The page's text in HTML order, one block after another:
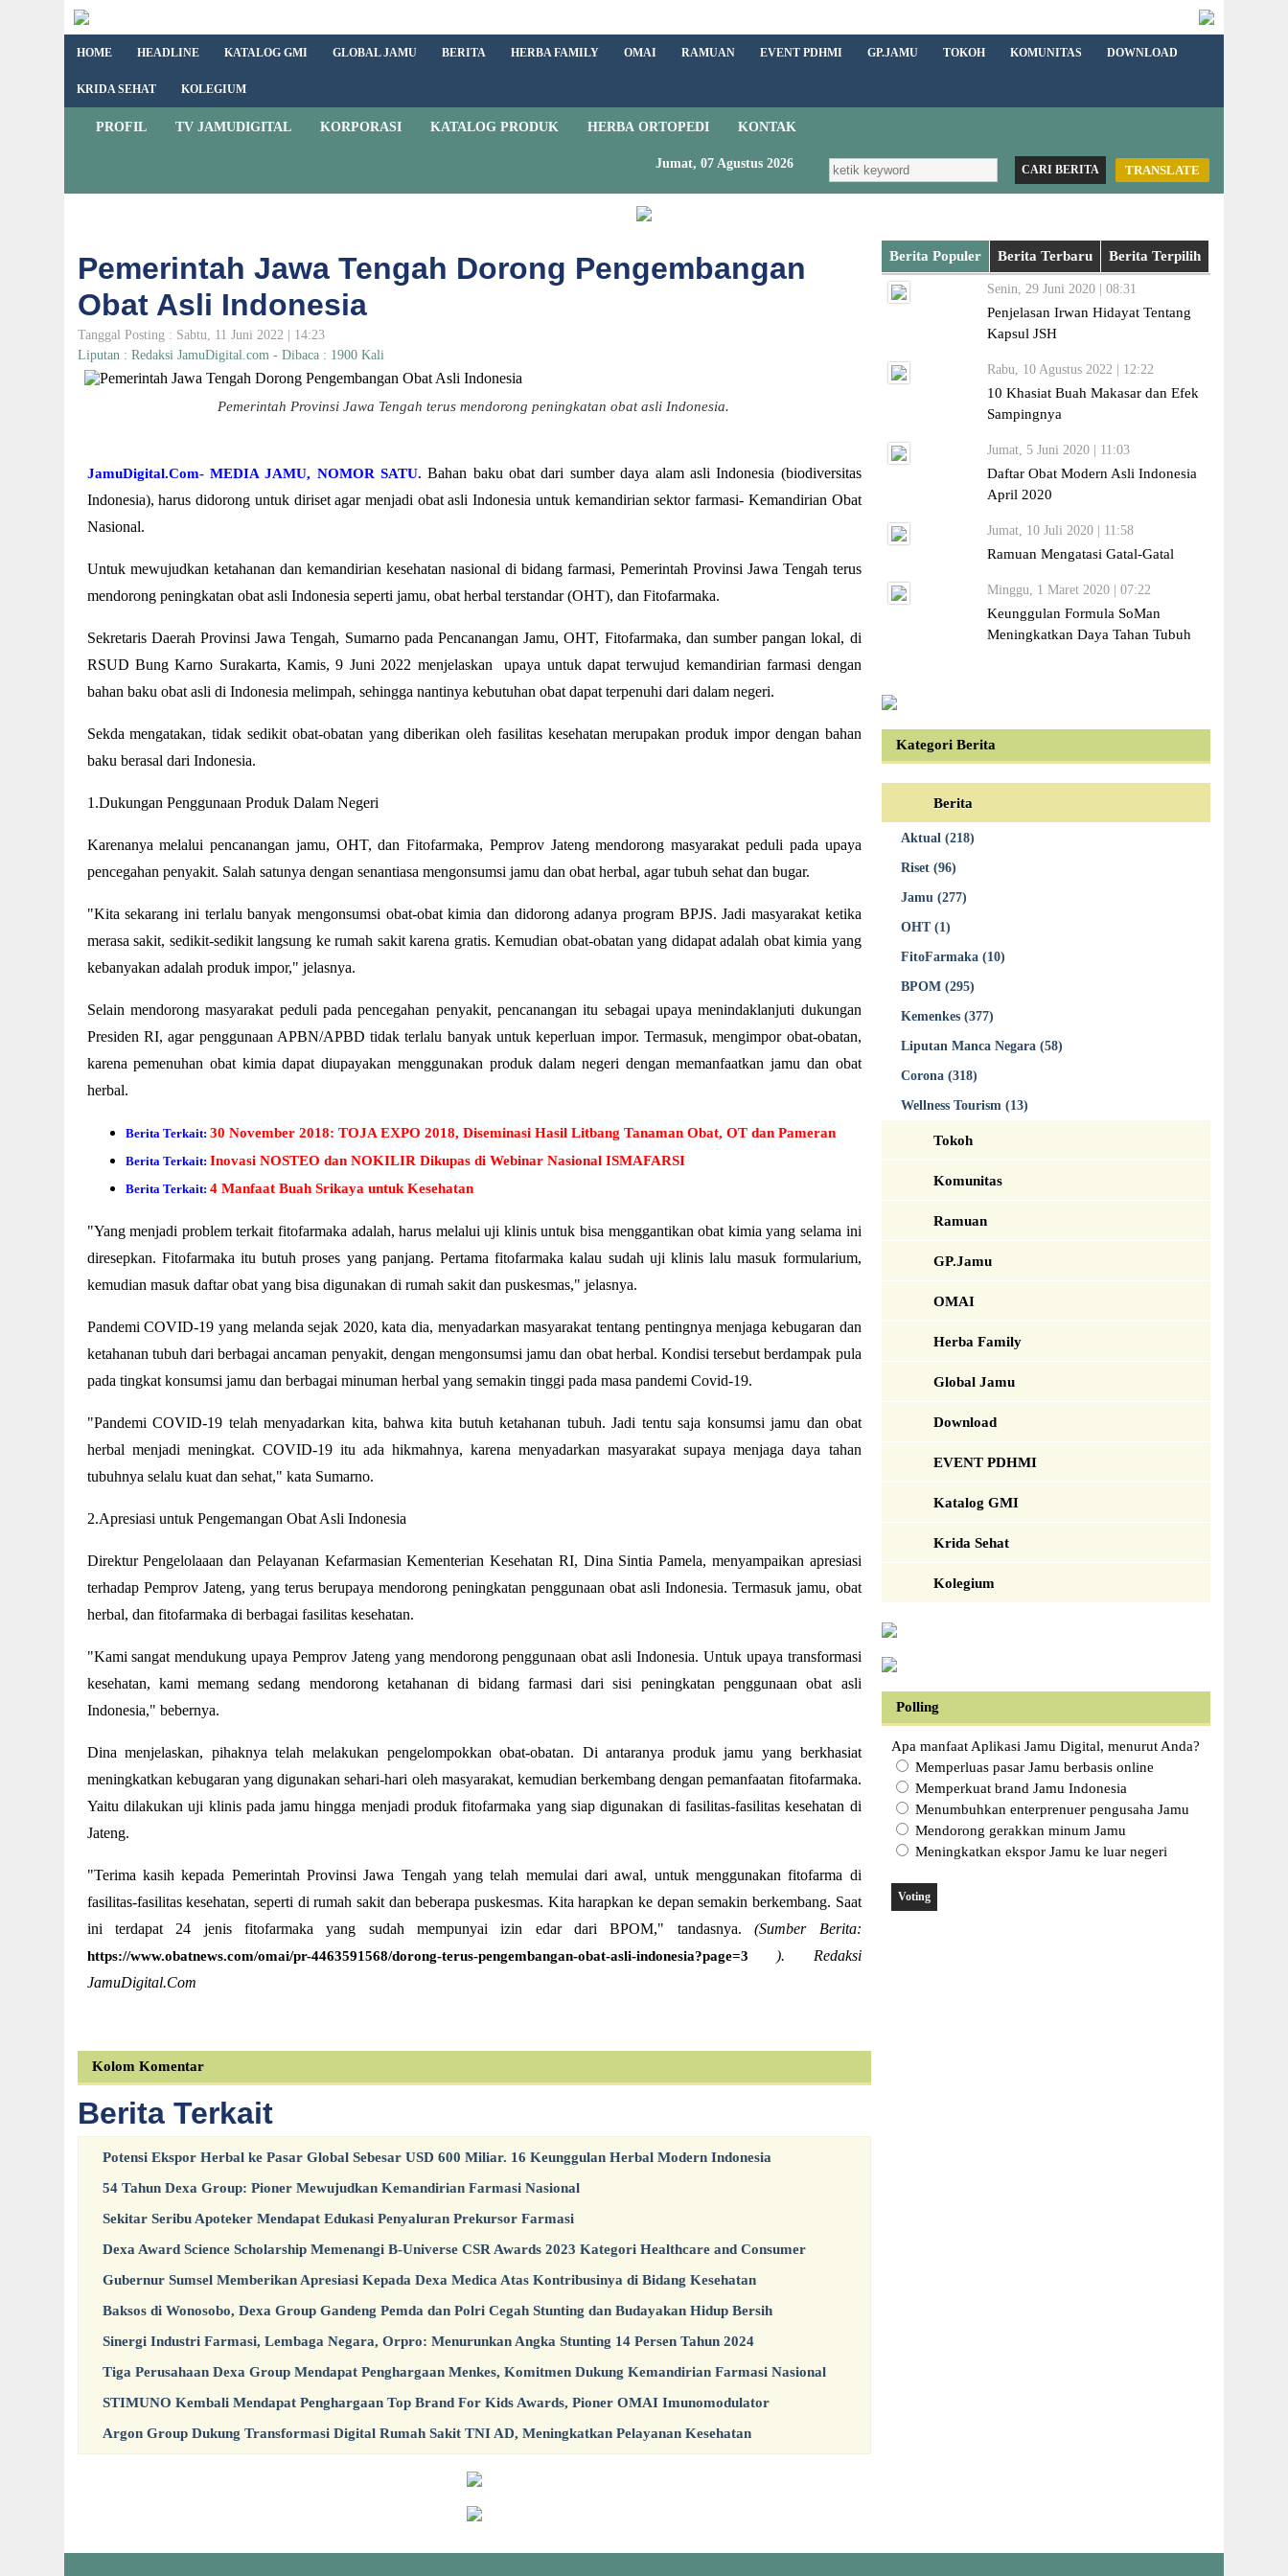
HOME HEADLINE KATALOG GMI GLOBAL JAMU BERITA HERBA FAMILY OMAI RAMUAN EVENT PDHMI GP.JAMU TOKOH KOMUNITAS DOWNLOAD
KRIDA SEHAT KOLEGIUM
PROFIL TV JAMUDIGITAL KORPORASI KATALOG PRODUK HERBA ORTOPEDI KONTAK
TRANSLATE
Jumat, 07 Agustus 2026
Pemerintah Jawa Tengah Dorong Pengembangan
Obat Asli Indonesia
Tanggal Posting : Sabtu, 11 Juni 2022 | 14:23
Liputan : Redaksi JamuDigital.com - Dibaca : 1900 Kali
Pemerintah Provinsi Jawa Tengah terus mendorong peningkatan obat asli Indonesia.
JamuDigital.Com- MEDIA JAMU, NOMOR SATU. Bahan baku obat dari sumber daya alam asli Indonesia (biodiversitas
Indonesia), harus didorong untuk diriset agar menjadi obat asli Indonesia untuk kemandirian sektor farmasi- Kemandirian Obat
Nasional.
Untuk mewujudkan ketahanan dan kemandirian kesehatan nasional di bidang farmasi, Pemerintah Provinsi Jawa Tengah terus
mendorong peningkatan obat asli Indonesia seperti jamu, obat herbal terstandar (OHT), dan Fitofarmaka.
Sekretaris Daerah Provinsi Jawa Tengah, Sumarno pada Pencanangan Jamu, OHT, Fitofarmaka, dan sumber pangan lokal, di
RSUD Bung Karno Surakarta, Kamis, 9 Juni 2022 menjelaskan upaya untuk dapat terwujud kemandirian farmasi dengan
bahan baku obat asli di Indonesia melimpah, sehingga nantinya kebutuhan obat dapat terpenuhi dari dalam negeri.
Sekda mengatakan, tidak sedikit obat-obatan yang diberikan oleh fasilitas kesehatan merupakan produk impor dengan bahan
baku berasal dari Indonesia.
1.Dukungan Penggunaan Produk Dalam Negeri
Karenanya melalui pencanangan jamu, OHT, dan Fitofarmaka, Pemprov Jateng mendorong masyarakat peduli pada upaya
pencegahan penyakit. Salah satunya dengan senantiasa mengonsumsi jamu dan obat herbal, agar tubuh sehat dan bugar.
"Kita sekarang ini terlalu banyak mengonsumsi obat-obat kimia dan didorong adanya program BPJS. Jadi masyarakat ketika
merasa sakit, sedikit-sedikit langsung ke rumah sakit karena gratis. Kemudian obat-obatan yang didapat adalah obat kimia yang
kebanyakan adalah produk impor," jelasnya.
Selain mendorong masyarakat peduli pada pencegahan penyakit, pencanangan itu sebagai upaya menindaklanjuti dukungan
Presiden RI, agar penggunaan APBN/APBD tidak terlalu banyak untuk keperluan impor. Termasuk, mengimpor obat-obatan,
karena pemenuhan obat kimia dapat diupayakan menggunakan produk dalam negeri dengan memanfaatkan jamu dan obat
herbal.
Berita Terkait: 30 November 2018: TOJA EXPO 2018, Diseminasi Hasil Litbang Tanaman Obat, OT dan Pameran
Berita Terkait: Inovasi NOSTEO dan NOKILIR Dikupas di Webinar Nasional ISMAFARSI
Berita Terkait: 4 Manfaat Buah Srikaya untuk Kesehatan
"Yang menjadi problem terkait fitofarmaka adalah, harus melalui uji klinis untuk bisa menggantikan obat kimia yang selama ini
diresepkan. Fitofarmaka itu butuh proses yang panjang. Pertama fitofarmaka kalau sudah uji klinis lalu masuk formularium,
kemudian masuk daftar obat yang bisa digunakan di rumah sakit dan puskesmas," jelasnya.
Pandemi COVID-19 yang melanda sejak 2020, kata dia, menyadarkan masyarakat tentang pentingnya menjaga kebugaran dan
ketahanan tubuh dari berbagai ancaman penyakit, dengan mengonsumsi jamu dan obat herbal. Kondisi tersebut berdampak pula
pada tingkat konsumsi jamu dan berbagai minuman herbal yang semakin tinggi pada masa pandemi Covid-19.
"Pandemi COVID-19 telah menyadarkan kita, bahwa kita butuh ketahanan tubuh. Jadi tentu saja konsumsi jamu dan obat
herbal menjadi meningkat. COVID-19 itu ada hikmahnya, karena menyadarkan masyarakat supaya menjaga daya tahan
tubuhnya selalu kuat dan sehat," kata Sumarno.
2.Apresiasi untuk Pengemangan Obat Asli Indonesia
Direktur Pengelolaaan dan Pelayanan Kefarmasian Kementerian Kesehatan RI, Dina Sintia Pamela, menyampaikan apresiasi
terhadap Pemprov Jateng, yang terus berupaya mendorong peningkatan penggunaan obat asli Indonesia. Termasuk jamu, obat
herbal, dan fitofarmaka di berbagai fasilitas kesehatan.
"Kami sangat mendukung upaya Pemprov Jateng yang mendorong penggunaan obat asli Indonesia. Untuk upaya transformasi
kesehatan, kami memang sedang mendorong ketahanan di bidang farmasi dari sisi peningkatan penggunaan obat asli
Indonesia," bebernya.
Dina menjelaskan, pihaknya telah melakukan pengelompokkan obat-obatan. Di antaranya produk jamu yang berkhasiat
meningkatkan kebugaran yang digunakan sehari-hari oleh masyarakat, kemudian berkembang dengan pemanfaatan fitofarmaka.
Yaitu dilakukan uji klinis pada jamu hingga menjadi produk fitofarmaka yang siap digunakan di fasilitas-fasilitas kesehatan di
Jateng.
"Terima kasih kepada Pemerintah Provinsi Jawa Tengah yang telah memulai dari awal, untuk menggunakan fitofarma di
fasilitas-fasilitas kesehatan, seperti di rumah sakit dan beberapa puskesmas. Kita harapkan ke depan semakin berkembang. Saat
ini terdapat 24 jenis fitofarmaka yang sudah mempunyai izin edar dari BPOM," tandasnya.(Sumber Berita:
https://www.obatnews.com/omai/pr-4463591568/dorong-terus-pengembangan-obat-asli-indonesia?page=3
). Redaksi
JamuDigital.Com
Kolom Komentar
Berita Terkait
Potensi Ekspor Herbal ke Pasar Global Sebesar USD 600 Miliar. 16 Keunggulan Herbal Modern Indonesia
54 Tahun Dexa Group: Pioner Mewujudkan Kemandirian Farmasi Nasional
Sekitar Seribu Apoteker Mendapat Edukasi Penyaluran Prekursor Farmasi
Dexa Award Science Scholarship Memenangi B-Universe CSR Awards 2023 Kategori Healthcare and Consumer
Gubernur Sumsel Memberikan Apresiasi Kepada Dexa Medica Atas Kontribusinya di Bidang Kesehatan
Baksos di Wonosobo, Dexa Group Gandeng Pemda dan Polri Cegah Stunting dan Budayakan Hidup Bersih
Sinergi Industri Farmasi, Lembaga Negara, Orpro: Menurunkan Angka Stunting 14 Persen Tahun 2024
Tiga Perusahaan Dexa Group Mendapat Penghargaan Menkes, Komitmen Dukung Kemandirian Farmasi Nasional
STIMUNO Kembali Mendapat Penghargaan Top Brand For Kids Awards, Pioner OMAI Imunomodulator
Argon Group Dukung Transformasi Digital Rumah Sakit TNI AD, Meningkatkan Pelayanan Kesehatan
Berita Populer Berita Terbaru Berita Terpilih
Senin, 29 Juni 2020 | 08:31
Penjelasan Irwan Hidayat Tentang
Kapsul JSH
Rabu, 10 Agustus 2022 | 12:22
10 Khasiat Buah Makasar dan Efek
Sampingnya
Jumat, 5 Juni 2020 | 11:03
Daftar Obat Modern Asli Indonesia
April 2020
Jumat, 10 Juli 2020 | 11:58
Ramuan Mengatasi Gatal-Gatal
Minggu, 1 Maret 2020 | 07:22
Keunggulan Formula SoMan
Meningkatkan Daya Tahan Tubuh
Kategori Berita
Berita
Aktual (218)
Riset (96)
Jamu (277)
OHT (1)
FitoFarmaka (10)
BPOM (295)
Kemenkes (377)
Liputan Manca Negara (58)
Corona (318)
Wellness Tourism (13)
Tokoh
Komunitas
Ramuan
GP.Jamu
OMAI
Herba Family
Global Jamu
Download
EVENT PDHMI
Katalog GMI
Krida Sehat
Kolegium
Polling
Apa manfaat Aplikasi Jamu Digital, menurut Anda?
Memperluas pasar Jamu berbasis online
Memperkuat brand Jamu Indonesia
Menumbuhkan enterprenuer pengusaha Jamu
Mendorong gerakkan minum Jamu
Meningkatkan ekspor Jamu ke luar negeri